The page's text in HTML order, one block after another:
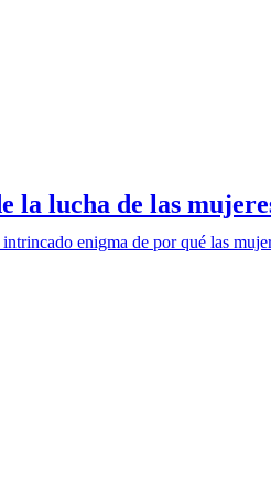
la lucha de las
enigma de por qué las